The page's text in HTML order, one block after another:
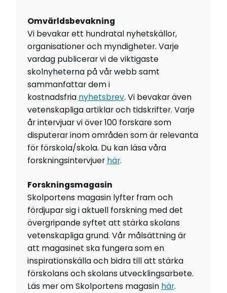
Omvärldsbevakning
Vi bevakar ett hundratal nyhetskällor,
organisationer och myndigheter. Varje
vardag publicerar vi de viktigaste
skolnyheterna på vår webb samt
sammanfattar dem i
kostnadsfria nyhetsbrev. Vi bevakar även
vetenskapliga artiklar och tidskrifter. Varje
år intervjuar vi över 100 forskare som
disputerar inom områden som är relevanta
för förskola/skola. Du kan läsa våra
forskningsintervjuer här.
Forskningsmagasin
Skolportens magasin lyfter fram och
fördjupar sig i aktuell forskning med det
övergripande syftet att stärka skolans
vetenskapliga grund. Vår målsättning är
att magasinet ska fungera som en
inspirationskälla och bidra till att stärka
förskolans och skolans utvecklingsarbete.
Läs mer om Skolportens magasin här.